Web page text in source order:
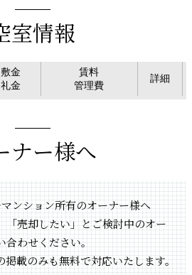
室情報
敷金
礼金
賃料
管理費
詳細
ナー様へ
マンション所有のオーナー様へ
「売却したい」とご検討中のオー
わせください。
載のみも無料で対応いたします。